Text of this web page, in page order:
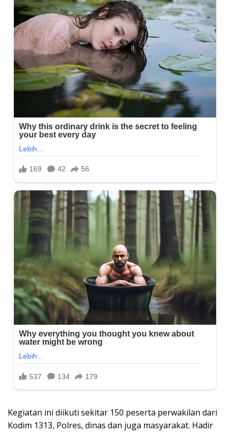
Kegiatan ini diikuti sekitar 150 peserta perwakilan dari
Kodim 1313, Polres, dinas dan juga masyarakat. Hadir